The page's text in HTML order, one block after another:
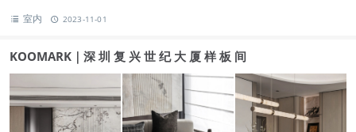
室内 2023-11-01
KOOMARK｜深 圳 复 兴 世 纪 大 厦 样 板 间